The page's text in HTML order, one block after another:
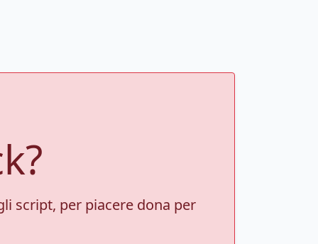
script, per piacere dona per